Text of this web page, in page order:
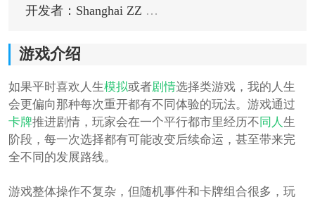
开发者：Shanghai ZZ Games Technology Co. Ltd
游戏介绍
如果平时喜欢人生模拟或者剧情选择类游戏，我的人生
会更偏向那种每次重开都有不同体验的玩法。游戏通过
卡牌推进剧情，玩家会在一个平行都市里经历不同人生
阶段，每一次选择都有可能改变后续命运，甚至带来完
全不同的发展路线。
游戏整体操作不复杂，但随机事件和卡牌组合很多，玩